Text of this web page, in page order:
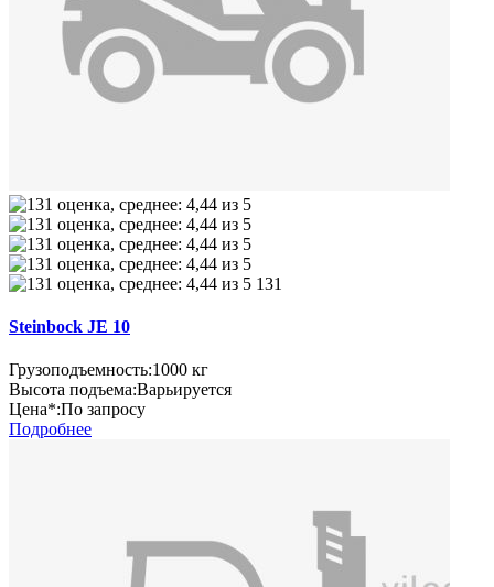
131
Steinbock JE 10
Грузоподъемность:1000 кг
Высота подъема:Варьируется
Цена*:По запросу
Подробнее